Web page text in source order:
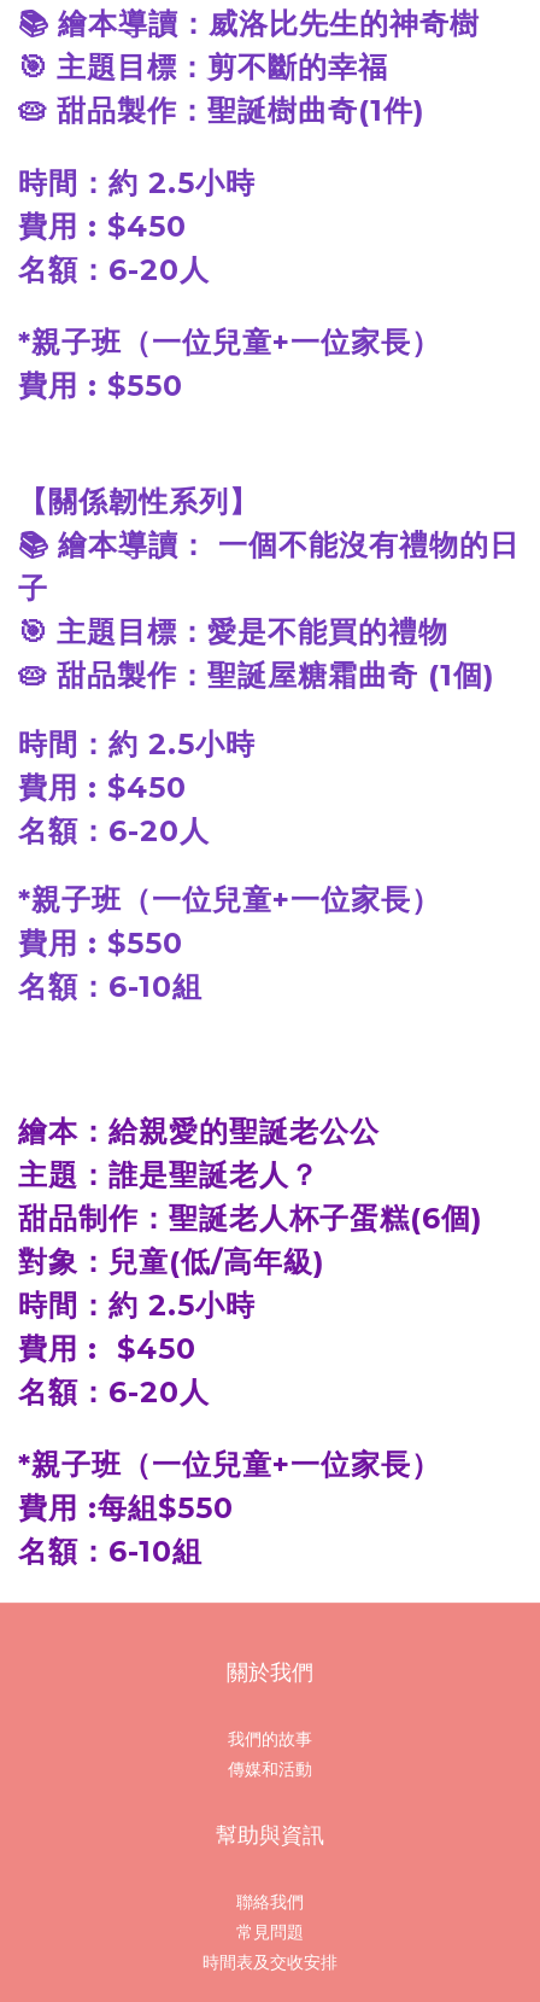
📚 繪本導讀：威洛比先生的神奇樹
🎯 主題目標： 剪不斷的幸福
🥧 甜品製作：聖誕樹曲奇(1件)
時間：約 2.5小時
費用 : $450
名額：6-20人
*親子班（一位兒童+一位家長）
費用 : $550
【關係韌性系列】
📚 繪本導讀： 一個不能沒有禮物的日
子
🎯 主題目標：愛是不能買的禮物
🥧 甜品製作：聖誕屋糖霜曲奇 (1個)
時間：約 2.5小時
費用 : $450
名額：6-20人
*親子班（一位兒童+一位家長）
費用 : $550
名額：6-10組
繪本：給親愛的聖誕老公公
主題：誰是聖誕老人？
甜品制作：聖誕老人杯子蛋糕(6個)
對象： 兒童(低/高年級)
時間：約 2.5小時
費用 : $450
名額：6-20人
*親子班（一位兒童+一位家長）
費用 :每組$550
名額：6-10組
關於我們
我們的故事
傳媒和活動
幫助與資訊
聯絡我們
常見問題
時間表及交收安排